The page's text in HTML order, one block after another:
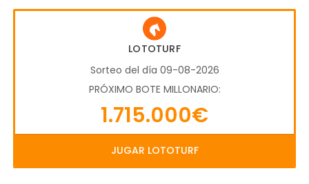
LOTOTURF
Sorteo del día 09-08-2026
PRÓXIMO BOTE MILLONARIO:
1.715.000€
JUGAR LOTOTURF